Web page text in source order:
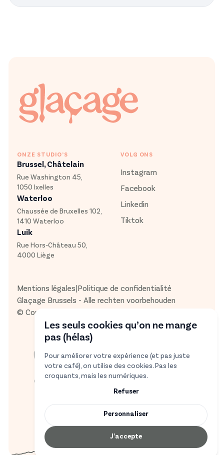
ONZE STUDIO’S
Brussel, Châtelain
Rue Washington 45,
1050 Ixelles
Waterloo
Chaussée de Bruxelles 102,
1410 Waterloo
Luik
Rue Hors-Château 50,
4000 Liège
VOLG ONS
Instagram
Facebook
Linkedin
Tiktok
Mentions légales|Politique de confidentialité
Glaçage Brussels - Alle rechten voorbehouden
© Copyright
Les seuls cookies qu’on ne mange
pas (hélas)
Pour améliorer votre expérience (et pas juste
votre café), on utilise des cookies. Pas les
croquants, mais les numériques.
Refuser
Personnaliser
Personnaliser
J’accepte